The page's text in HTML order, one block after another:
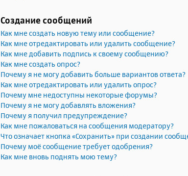
Создание сообщений
Как мне создать новую тему или сообщение?
Как мне отредактировать или удалить сообщение?
Как мне добавить подпись к своему сообщению?
Как мне создать опрос?
Почему я не могу добавить больше вариантов ответа?
Как мне отредактировать или удалить опрос?
Почему мне недоступны некоторые форумы?
Почему я не могу добавлять вложения?
Почему я получил предупреждение?
Как мне пожаловаться на сообщения модератору?
Что означает кнопка «Сохранить» при создании
Почему моё сообщение требует одобрения?
Как мне вновь поднять мою тему?